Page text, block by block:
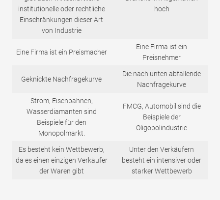
institutionelle oder rechtliche
Einschränkungen dieser Art
von Industrie
hoch
Eine Firma ist ein Preismacher
Eine Firma ist ein
Preisnehmer
Geknickte Nachfragekurve
Die nach unten abfallende
Nachfragekurve
Strom, Eisenbahnen,
Wasserdiamanten sind
Beispiele für den
Monopolmarkt.
FMCG, Automobil sind die
Beispiele der
Oligopolindustrie
Es besteht kein Wettbewerb,
da es einen einzigen Verkäufer
der Waren gibt
Unter den Verkäufern
besteht ein intensiver oder
starker Wettbewerb